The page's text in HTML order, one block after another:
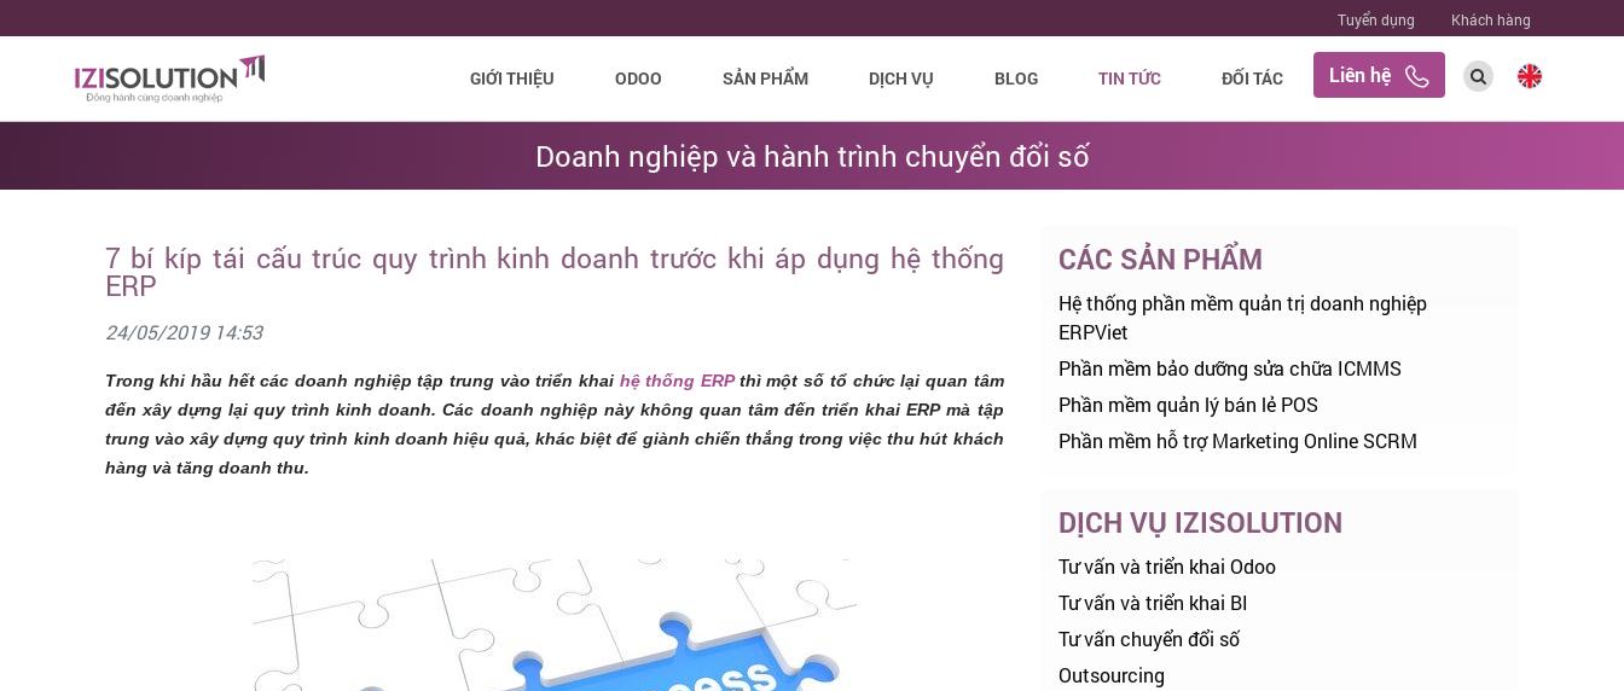
Tuyển dụng Khách hàng
GIỚI THIỆU ODOO SẢN PHẨM DỊCH VỤ BLOG TIN TỨC ĐỐI TÁC Liên hệ
Doanh nghiệp và hành trình chuyển đổi số
7 bí kíp tái cấu trúc quy trình kinh doanh trước khi áp dụng hệ thống
ERP
24/05/2019 14:53
Trong khi hầu hết các doanh nghiệp tập trung vào triển khai hệ thống ERPthì một số tổ chức lại quan tâm
đến xây dựng lại quy trình kinh doanh. Các doanh nghiệp này không quan tâm đến triển khai ERP mà tập
trung vào xây dựng quy trình kinh doanh hiệu quả, khác biệt để giành chiến thắng trong việc thu hút khách
hàng và tăng doanh thu.
CÁC SẢN PHẨM
Hệ thống phần mềm quản trị doanh nghiệp
ERPViet
Phần mềm bảo dưỡng sửa chữa ICMMS
Phần mềm quản lý bán lẻ POS
Phần mềm hỗ trợ Marketing Online SCRM
DỊCH VỤ IZISOLUTION
Tư vấn và triển khai Odoo
Tư vấn và triển khai BI
Tư vấn chuyển đổi số
Outsourcing